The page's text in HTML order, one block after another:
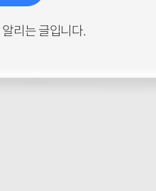
리는 글입니다.